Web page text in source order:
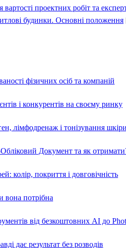
проектних робіт та
будинки. Основні положення
фізичних осіб та компаній
і конкурентів на своєму ринку
лімфодренаж і тонізування шкіри
Документ та як
колір, покриття і довговічність
вона потрібна
від безкоштовних AI до
дає результат без розводів